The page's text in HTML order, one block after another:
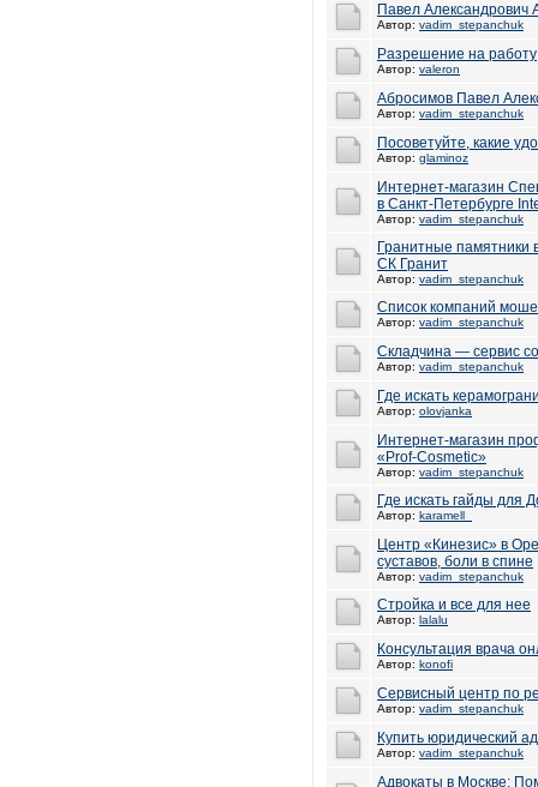
Павел Александрович
Автор: vadim_stepanchuk
Разрешение на работу
Автор: valeron
Абросимов Павел
Автор: vadim_stepanchuk
Посоветуйте, какие
Автор: glaminoz
Интернет-магазин
в Санкт-Петербурге
Автор: vadim_stepanchuk
Гранитные памятники
СК Гранит
Автор: vadim_stepanchuk
Список компаний
Автор: vadim_stepanchuk
Складчина — сервис
Автор: vadim_stepanchuk
Где искать
Автор: olovjanka
Интернет-магазин
«Prof-Cosmetic»
Автор: vadim_stepanchuk
Где искать гайды для
Автор: karamell_
Центр «Кинезис» в
суставов, боли в спине
Автор: vadim_stepanchuk
Стройка и все для нее
Автор: lalalu
Консультация врача
Автор: konofi
Сервисный центр по
Автор: vadim_stepanchuk
Купить юридический
Автор: vadim_stepanchuk
Адвокаты в Москве: